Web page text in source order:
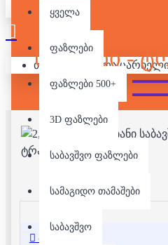
ყველა
ფაზლები
ფაზლები 500+
3D ფაზლები
საბავშვო ფაზლები
სამაგიდო თამაშები
საბავშვო
თქვენი კალათა
2,3 ᲓᲐ 4
ᲜᲐᲙᲠᲔᲑᲘ -
აღწერა